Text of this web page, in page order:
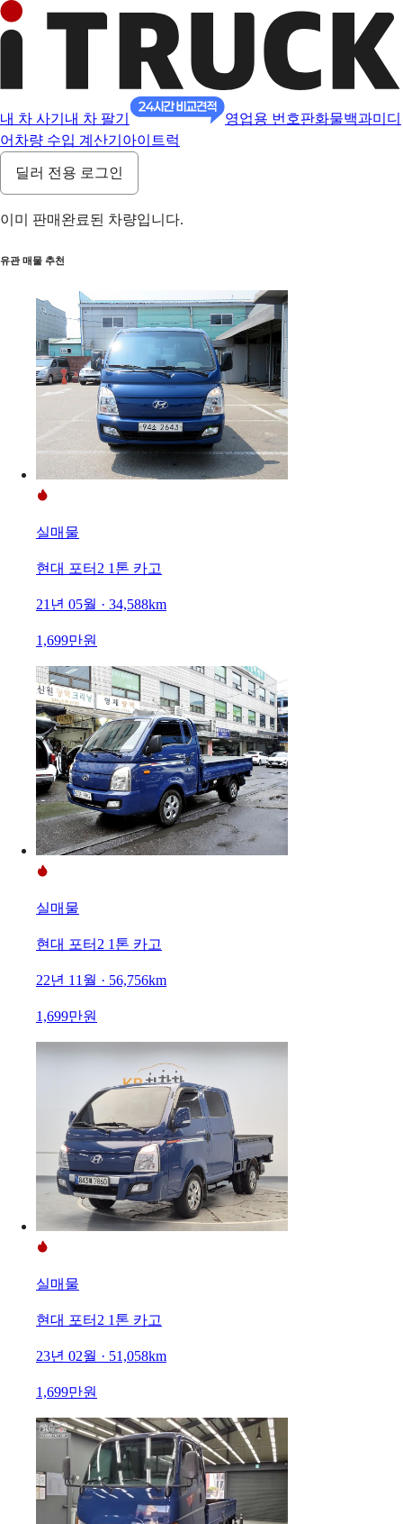
내 차 사기 내 차 팔기 영업용 번호판화물백과미디
어 차량 수입 계산기 아이트럭
딜러 전용 로그인
이미 판매완료된 차량입니다.
유관 매물 추천
실매물
현대 포터2 1톤 카고
21년 05월 · 34,588km
1,699만원
실매물
현대 포터2 1톤 카고
22년 11월 · 56,756km
1,699만원
실매물
현대 포터2 1톤 카고
23년 02월 · 51,058km
1,699만원